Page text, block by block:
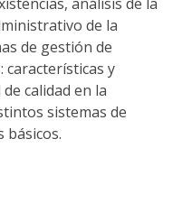
de la
de gestión de
características y
calidad en la
sistemas de
básicos.